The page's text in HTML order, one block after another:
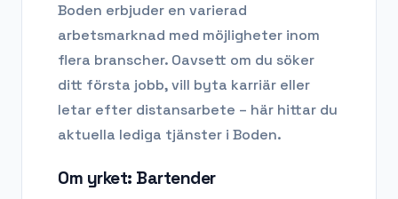
Boden erbjuder en varierad
arbetsmarknad med möjligheter inom
flera branscher. Oavsett om du söker
ditt första jobb, vill byta karriär eller
letar efter distansarbete – här hittar du
aktuella lediga tjänster i Boden.
Om yrket: Bartender